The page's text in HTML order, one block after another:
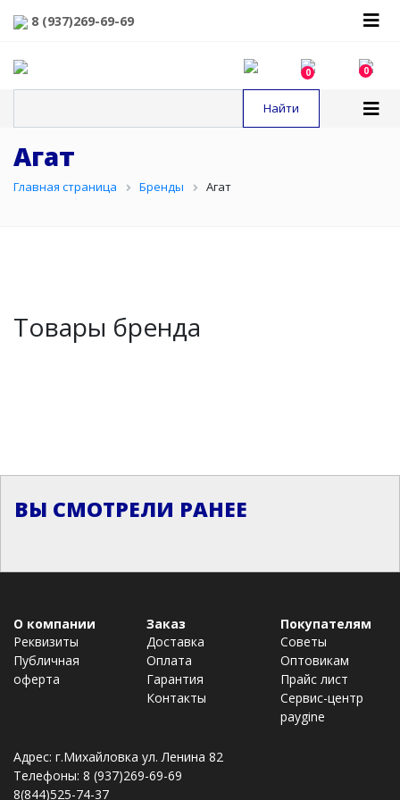
8 (937)269-69-69
0 0
Агат
Главная страница Бренды Агат
Товары бренда
ВЫ СМОТРЕЛИ РАНЕЕ
О компании
Реквизиты
Публичная
оферта
Заказ
Доставка
Оплата
Гарантия
Контакты
Покупателям
Советы
Оптовикам
Прайс лист
Сервис-центр
paygine
Адрес: г.Михайловка ул. Ленина 82
Телефоны: 8 (937)269-69-69
8(844)525-74-37